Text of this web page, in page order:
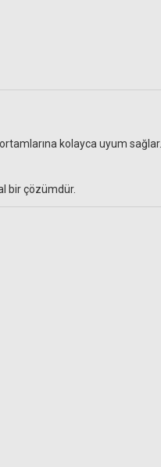
ortamlarına kolayca uyum
bir çözümdür.